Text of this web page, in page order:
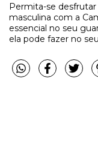
Permita-se
masculina com a
essencial no seu
ela pode fazer no